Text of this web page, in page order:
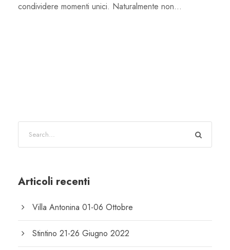
condividere momenti unici. Naturalmente non...
Articoli recenti
Villa Antonina 01-06 Ottobre
Stintino 21-26 Giugno 2022